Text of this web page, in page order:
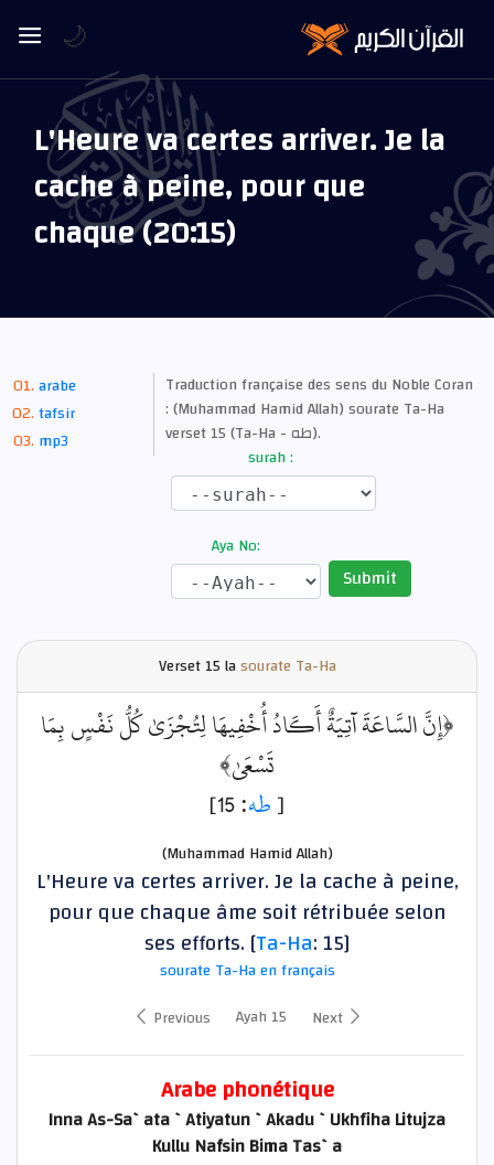
L'Heure va certes arriver. Je la
cache à peine, pour que
chaque (20:15)
arabe
tafsir
mp3
Traduction française des sens du Noble Coran
: (Muhammad Hamid Allah) sourate Ta-Ha
verset 15 (Ta-Ha - طه).
surah :
Aya No:
Submit
Verset15 lasourate Ta-Ha
﴿إِنَّ السَّاعَةَ آتِيَةٌ أَكَادُ أُخْفِيهَا لِتُجْزَىٰ كُلُّ نَفْسٍ بِمَا
تَسْعَىٰ﴾
[طه: 15]
(Muhammad Hamid Allah)
L'Heure va certes arriver. Je la cache à peine,
pour que chaque âme soit rétribuée selon
ses efforts. [Ta-Ha: 15]
sourate Ta-Ha en français
Previous
Ayah 15 Next
Arabe phonétique
Inna As-Sa`ata `Atiyatun `Akadu `Ukhfiha Litujza
Kullu Nafsin Bima Tas`a
🌙